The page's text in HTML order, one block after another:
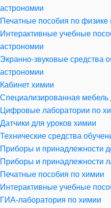
астрономии
Печатные пособия по физике
Интерактивные учебные
астрономии
Экранно-звуковые средства
астрономии
Кабинет химии
Специализированная мебель
Цифровые лаборатории по
Датчики для уроков химии
Технические средства
Приборы и принадлежности
Приборы и принадлежности
Печатные пособия по химии
Интерактивные учебные
ГИА-лаборатория по химии